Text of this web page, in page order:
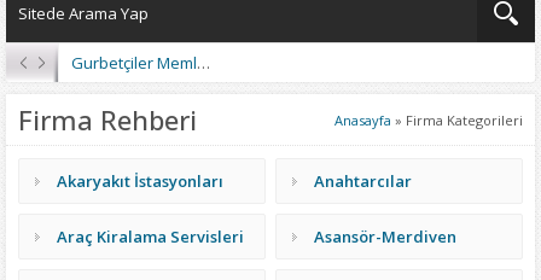
Gurbetçiler Memleketleri Kulu’ya Gelmeye Başladı
Anasayfa » Firma Kategorileri
Firma Rehberi
Akaryakıt İstasyonları Anahtarcılar
Araç Kiralama Servisleri Asansör-Merdiven